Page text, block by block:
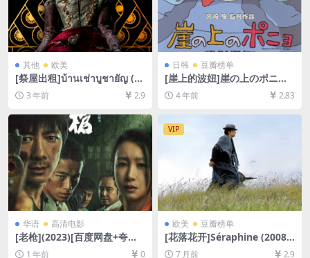
其他 欧美
[祭屋出租]บ้านเช่าบูชายัญ (20
23)[百度网盘+迅雷云盘资源1
080P超清未删减][MP4/4GB]
[泰语中字]
3 年前 2.9
日韩 豆瓣榜单
[崖上的波妞]崖の上のポニョ
(2008)[百度网盘+迅雷云盘资
源1080P超清未删减][MP4/5.
3GB][日语中字]
4 年前 2.83
华语 高清电影
[老枪](2023)[百度网盘+夸克
网盘2160P超清未删减资源]
1 年前 0
VIP
欧美 豆瓣榜单
[花落花开]Séraphine (2008)
[百度网盘+夸克网盘1080P超
7 月前 2.9